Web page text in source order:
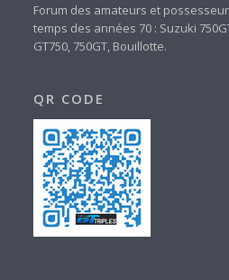
Forum des amateurs et
temps des années 70 : Suzuki
GT750, 750GT, Bouillotte.
QR CODE